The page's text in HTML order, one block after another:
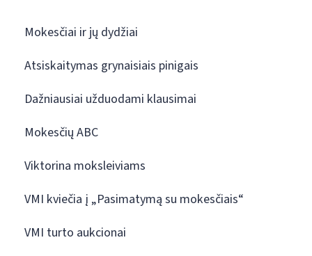
Mokesčiai ir jų dydžiai
Atsiskaitymas grynaisiais pinigais
Dažniausiai užduodami klausimai
Mokesčių ABC
Viktorina moksleiviams
VMI kviečia į „Pasimatymą su mokesčiais“
VMI turto aukcionai